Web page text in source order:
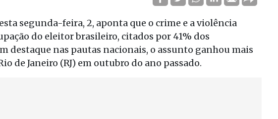
segunda-feira, 2, aponta que o crime e a violência
do eleitor brasileiro, citados por 41% dos
destaque nas pautas nacionais, o assunto ganhou mais
de Janeiro (RJ) em outubro do ano passado.